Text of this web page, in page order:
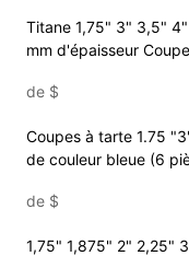
Titane 1,75" 3" 3,5"
mm d'épaisseur
courbure 90*)
de $
Coupes à tarte 1.75
de couleur bleue (6
de $
1,75" 1,875" 2" 2,25"